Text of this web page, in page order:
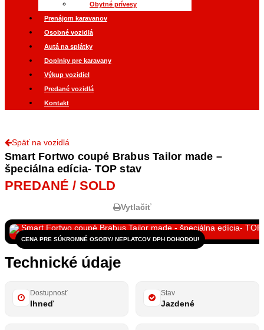
Obytné prívesy
Prenájom karavanov
Osobné vozidlá
Autá na splátky
Doplnky pre karavany
Výkup vozidiel
Predané vozidlá
Kontakt
Späť na vozidlá
Smart Fortwo coupé Brabus Tailor made –
špeciálna edícia- TOP stav
PREDANÉ / SOLD
Vytlačiť
CENA PRE SÚKROMNÉ OSOBY/ NEPLATCOV DPH DOHODOU!
Technické údaje
Dostupnosť
Ihneď
Stav
Jazdené